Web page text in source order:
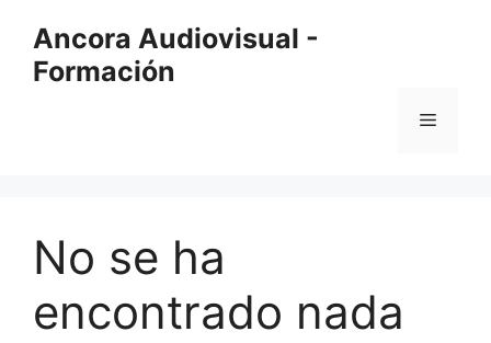
contenido
Ancora Audiovisual -
Formación
Menú
No se ha
encontrado nada